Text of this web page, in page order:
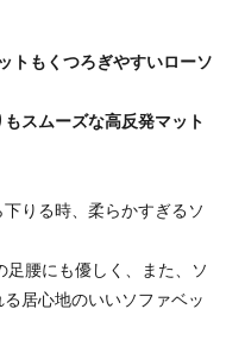
トもくつろぎやすいローソ
スムーズな高反発マット
りる時、柔らかすぎるソ
足腰にも優しく、また、ソ
居心地のいいソファベッ